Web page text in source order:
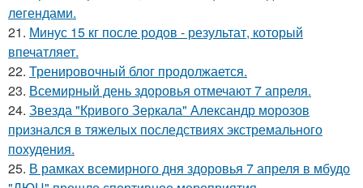
легендами.
21. Минус 15 кг после родов - результат, который
впечатляет.
22. Тренировочный блог продолжается.
23. Всемирный день здоровья отмечают 7 апреля.
24. Звезда "Кривого Зеркала" Александр морозов
признался в тяжелых последствиях экстремального
похудения.
25. В рамках всемирного дня здоровья 7 апреля в мбудо